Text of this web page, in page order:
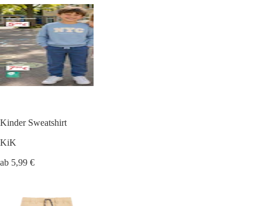
Kinder Sweatshirt
KiK
ab 5,99 €